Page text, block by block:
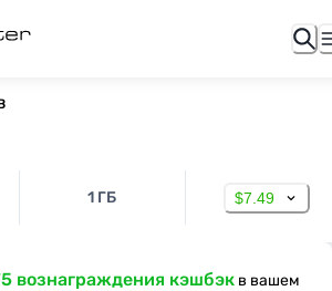
1 ГБ $7.49
вознаграждения кэшбэк в вашем